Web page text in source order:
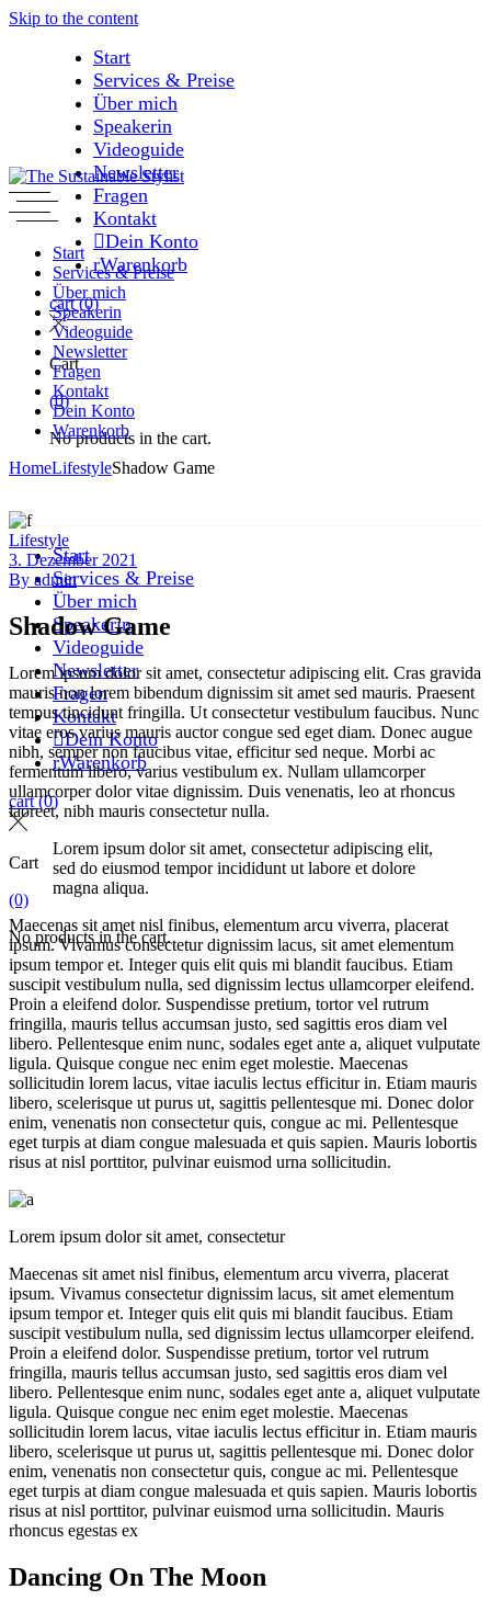
Skip to the content
Start
Services & Preise
Über mich
Speakerin
Videoguide
Newsletter
Fragen
Kontakt
Dein Konto
Warenkorb
cart (0)
Cart
(0)
No products in the cart.
Start
Services & Preise
Über mich
Speakerin
Videoguide
Newsletter
Fragen
Kontakt
Dein Konto
Warenkorb
cart (0)
Cart
(0)
No products in the cart.
Start
Services & Preise
Über mich
Speakerin
Videoguide
Newsletter
Fragen
Kontakt
Dein Konto
Warenkorb
HomeLifestyleShadow Game
Lifestyle
3. Dezember 2021
By admin
Shadow Game
Lorem ipsum dolor sit amet, consectetur adipiscing elit. Cras gravida
mauris non lorem bibendum dignissim sit amet sed mauris. Praesent
tempus tincidunt fringilla. Ut consectetur vestibulum faucibus. Nunc
vitae eros varius mauris auctor congue sed eget diam. Donec augue
nibh, semper non faucibus vitae, efficitur sed neque. Morbi ac
fermentum libero, varius vestibulum ex. Nullam ullamcorper
ullamcorper dolor vitae dignissim. Duis venenatis, leo at rhoncus
laoreet, nibh mauris consectetur nulla.
Lorem ipsum dolor sit amet, consectetur adipiscing elit,
sed do eiusmod tempor incididunt ut labore et dolore
magna aliqua.
Maecenas sit amet nisl finibus, elementum arcu viverra, placerat
ipsum. Vivamus consectetur dignissim lacus, sit amet elementum
ipsum tempor et. Integer quis elit quis mi blandit faucibus. Etiam
suscipit vestibulum nulla, sed dignissim lectus ullamcorper eleifend.
Proin a eleifend dolor. Suspendisse pretium, tortor vel rutrum
fringilla, mauris tellus accumsan justo, sed sagittis eros diam vel
libero. Pellentesque enim nunc, sodales eget ante a, aliquet vulputate
ligula. Quisque congue nec enim eget molestie. Maecenas
sollicitudin lorem lacus, vitae iaculis lectus efficitur in. Etiam mauris
libero, scelerisque ut purus ut, sagittis pellentesque mi. Donec dolor
enim, venenatis non consectetur quis, congue ac mi. Pellentesque
eget turpis at diam congue malesuada et quis sapien. Mauris lobortis
risus at nisl porttitor, pulvinar euismod urna sollicitudin.
Lorem ipsum dolor sit amet, consectetur
Maecenas sit amet nisl finibus, elementum arcu viverra, placerat
ipsum. Vivamus consectetur dignissim lacus, sit amet elementum
ipsum tempor et. Integer quis elit quis mi blandit faucibus. Etiam
suscipit vestibulum nulla, sed dignissim lectus ullamcorper eleifend.
Proin a eleifend dolor. Suspendisse pretium, tortor vel rutrum
fringilla, mauris tellus accumsan justo, sed sagittis eros diam vel
libero. Pellentesque enim nunc, sodales eget ante a, aliquet vulputate
ligula. Quisque congue nec enim eget molestie. Maecenas
sollicitudin lorem lacus, vitae iaculis lectus efficitur in. Etiam mauris
libero, scelerisque ut purus ut, sagittis pellentesque mi. Donec dolor
enim, venenatis non consectetur quis, congue ac mi. Pellentesque
eget turpis at diam congue malesuada et quis sapien. Mauris lobortis
risus at nisl porttitor, pulvinar euismod urna sollicitudin. Mauris
rhoncus egestas ex
Dancing On The Moon